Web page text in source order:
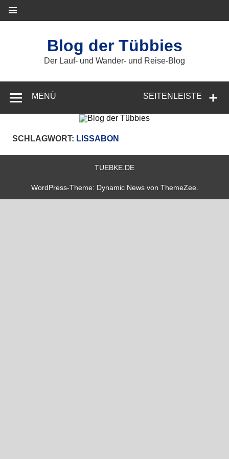
Inhalt
springen
Blog der Tübbies
Der Lauf- und Wander- und Reise-Blog
SEITENLEISTE
MENÜ
SCHLAGWORT: LISSABON
TUEBKE.DE
WordPress-Theme: Dynamic News von ThemeZee.